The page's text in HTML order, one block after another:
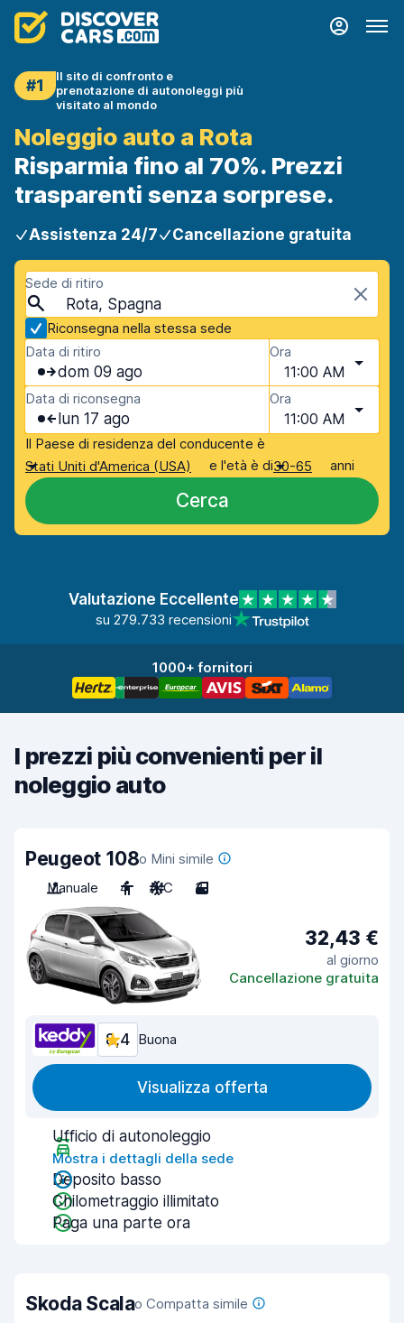
#1
Il sito di confronto e
prenotazione di autonoleggi più
visitato al mondo
Noleggio auto a Rota
Risparmia fino al 70%. Prezzi
trasparenti senza sorprese.
Assistenza 24/7 Cancellazione gratuita
Sede di ritiro
Rota, Spagna
Riconsegna nella stessa sede
Data di ritiro
dom 09 ago
Ora
11:00 AM
Data di riconsegna
lun 17 ago
Ora
11:00 AM
Il Paese di residenza del conducente è
Stati Uniti d'America (USA)
e l'età è di30-65 anni
Cerca
Valutazione Eccellente
su 279.733 recensioni
1000+ fornitori
I prezzi più convenienti per il
noleggio auto
Peugeot 108o Mini simile
Manuale
4 A/C 3
32,43 €
al giorno
Cancellazione gratuita
8,4 Buona
Visualizza offerta
Ufficio di autonoleggio
Mostra i dettagli della sede
Deposito basso
Chilometraggio illimitato
Paga una parte ora
Skoda Scalao Compatta simile